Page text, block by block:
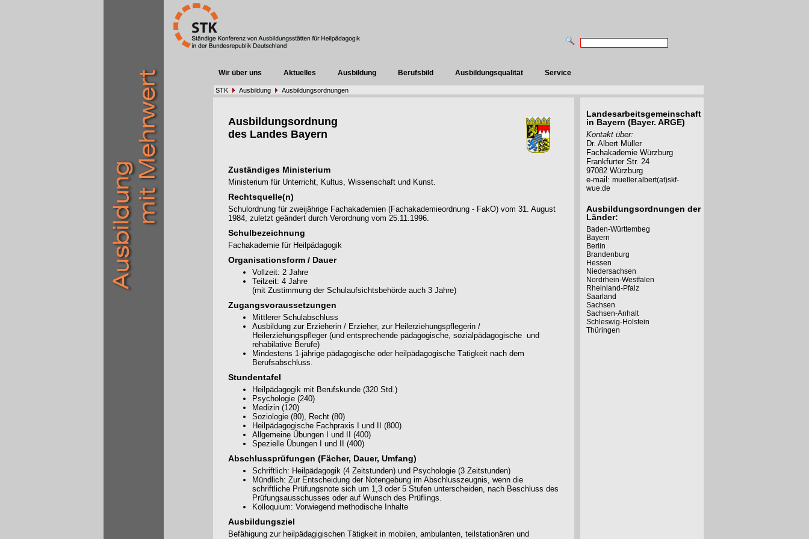
Wir über uns Aktuelles Ausbildung Berufsbild Ausbildungsqualität Service
STK Ausbildung Ausbildungsordnungen
Ausbildungsordnung
des Landes Bayern
Zuständiges Ministerium
Ministerium für Unterricht, Kultus, Wissenschaft und Kunst.
Rechtsquelle(n)
Schulordnung für zweijährige Fachakademien (Fachakademieordnung - FakO) vom 31. August
1984, zuletzt geändert durch Verordnung vom 25.11.1996.
Schulbezeichnung
Fachakademie für Heilpädagogik
Organisationsform / Dauer
Vollzeit: 2 Jahre
Teilzeit: 4 Jahre
(mit Zustimmung der Schulaufsichtsbehörde auch 3 Jahre)
Zugangsvoraussetzungen
Mittlerer Schulabschluss
Ausbildung zur Erzieherin / Erzieher, zur Heilerziehungspflegerin /
Heilerziehungspfleger (und entsprechende pädagogische, sozialpädagogische und
rehabilative Berufe)
Mindestens 1-jährige pädagogische oder heilpädagogische Tätigkeit nach dem
Berufsabschluss.
Stundentafel
Heilpädagogik mit Berufskunde (320 Std.)
Psychologie (240)
Medizin (120)
Soziologie (80), Recht (80)
Heilpädagogische Fachpraxis I und II (800)
Allgemeine Übungen I und II (400)
Spezielle Übungen I und II (400)
Abschlussprüfungen (Fächer, Dauer, Umfang)
Schriftlich: Heilpädagogik (4 Zeitstunden) und Psychologie (3 Zeitstunden)
Mündlich: Zur Entscheidung der Notengebung im Abschlusszeugnis, wenn die
schriftliche Prüfungsnote sich um 1,3 oder 5 Stufen unterscheiden, nach Beschluss des
Prüfungsausschusses oder auf Wunsch des Prüflings.
Kolloquium: Vorwiegend methodische Inhalte
Ausbildungsziel
Befähigung zur heilpädagigischen Tätigkeit in mobilen, ambulanten, teilstationären und
Landesarbeitsgemeinschaft
in Bayern (Bayer. ARGE)
Kontakt über:
Dr. Albert Müller
Fachakademie Würzburg
Frankfurter Str. 24
97082 Würzburg
e-mail: mueller.albert(at)skf-
wue.de
Ausbildungsordnungen der
Länder:
Baden-Württembeg
Bayern
Berlin
Brandenburg
Hessen
Niedersachsen
Nordrhein-Westfalen
Rheinland-Pfalz
Saarland
Sachsen
Sachsen-Anhalt
Schleswig-Holstein
Thüringen